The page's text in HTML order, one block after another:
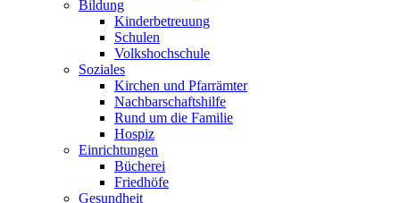
Bildung
Kinderbetreuung
Schulen
Volkshochschule
Soziales
Kirchen und Pfarrämter
Nachbarschaftshilfe
Rund um die Familie
Hospiz
Einrichtungen
Bücherei
Friedhöfe
Gesundheit